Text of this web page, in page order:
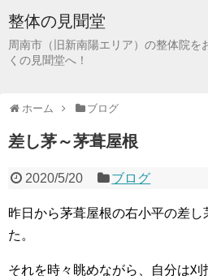
整体の見聞堂
周南市（旧新南陽エリア）の整体院を
くの見聞堂へ！
ホーム ブログ
差し茅～茅葺屋根
2020/5/20 ブログ
昨日から茅葺屋根の右小平の差
た。
それを時々眺めながら、自分は刈